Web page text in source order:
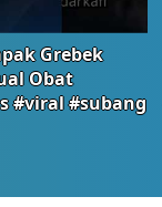
Grebek
Obat
#viral #subang